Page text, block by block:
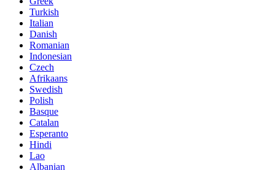
Turkish
Italian
Danish
Romanian
Indonesian
Czech
Afrikaans
Swedish
Polish
Basque
Catalan
Esperanto
Hindi
Lao
Albanian